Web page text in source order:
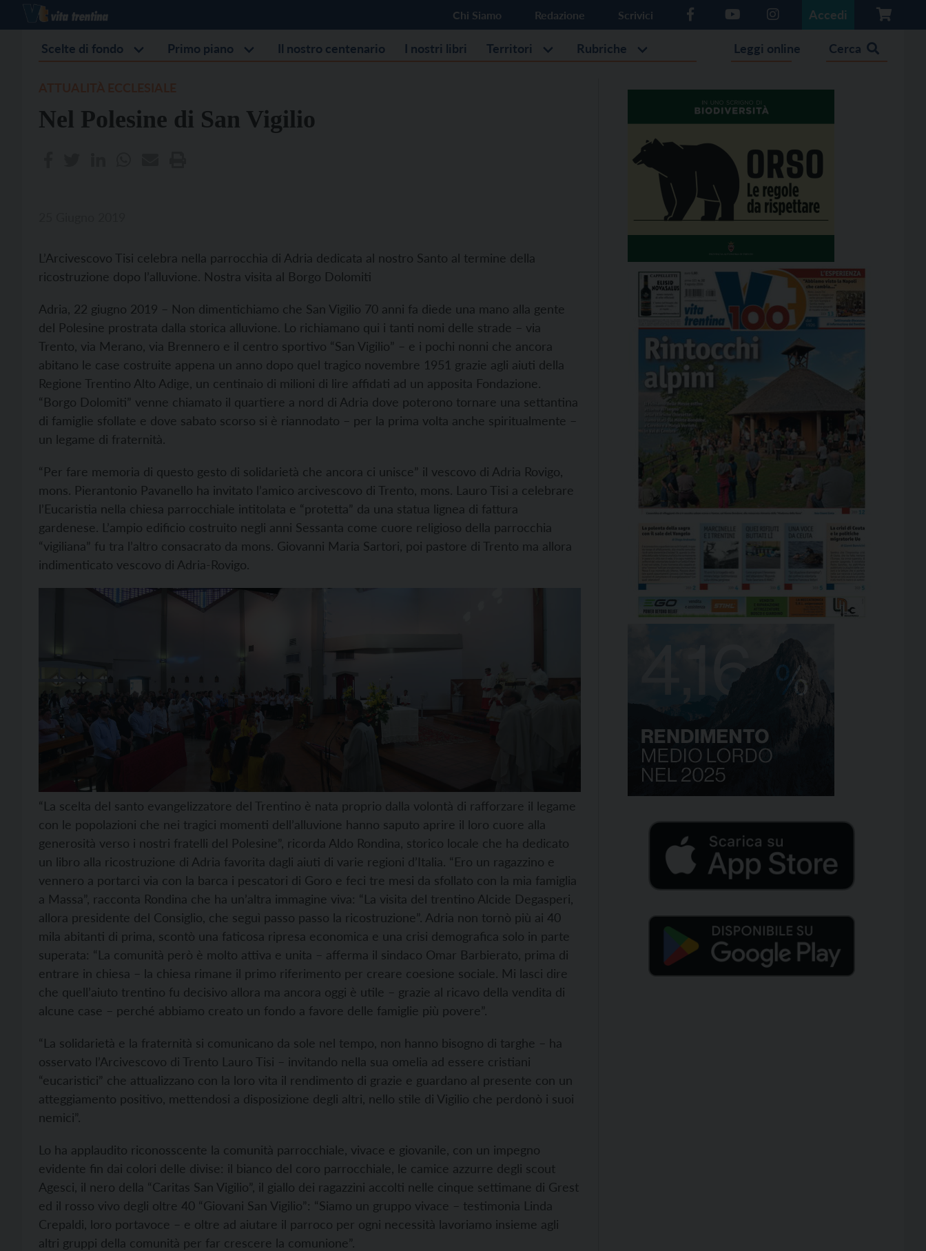
Chi Siamo Redazione Scrivici Accedi
Scelte di fondo Primo piano Il nostro centenario I nostri libri Territori Rubriche Leggi online Cerca
Nel Polesine di San Vigilio
L’Arcivescovo Tisi celebra nella parrocchia di Adria dedicata al nostro Santo al termine della
ricostruzione dopo l’alluvione. Nostra visita al Borgo Dolomiti
Adria, 22 giugno 2019 – Non dimentichiamo che San Vigilio 70 anni fa diede una mano alla gente
del Polesine prostrata dalla storica alluvione. Lo richiamano qui i tanti nomi delle strade – via
Trento, via Merano, via Brennero e il centro sportivo “San Vigilio” – e i pochi nonni che ancora
abitano le case costruite appena un anno dopo quel tragico novembre 1951 grazie agli aiuti della
Regione Trentino Alto Adige, un centinaio di milioni di lire affidati ad un apposita Fondazione.
“Borgo Dolomiti” venne chiamato il quartiere a nord di Adria dove poterono tornare una settantina
di famiglie sfollate e dove sabato scorso si è riannodato – per la prima volta anche spiritualmente –
un legame di fraternità.
“Per fare memoria di questo gesto di solidarietà che ancora ci unisce” il vescovo di Adria Rovigo,
mons. Pierantonio Pavanello ha invitato l’amico arcivescovo di Trento, mons. Lauro Tisi a celebrare
l’Eucaristia nella chiesa parrocchiale intitolata e “protetta” da una statua lignea di fattura
gardenese. L’ampio edificio costruito negli anni Sessanta come cuore religioso della parrocchia
“vigiliana” fu tra l’altro consacrato da mons. Giovanni Maria Sartori, poi pastore di Trento ma allora
indimenticato vescovo di Adria-Rovigo.
“La scelta del santo evangelizzatore del Trentino è nata proprio dalla volontà di rafforzare il legame
con le popolazioni che nei tragici momenti dell’alluvione hanno saputo aprire il loro cuore alla
generosità verso i nostri fratelli del Polesine”, ricorda Aldo Rondina, storico locale che ha dedicato
un libro alla ricostruzione di Adria favorita dagli aiuti di varie regioni d’Italia. “Ero un ragazzino e
vennero a portarci via con la barca i pescatori di Goro e feci tre mesi da sfollato con la mia famiglia
a Massa”, racconta Rondina che ha un’altra immagine viva: “La visita del trentino Alcide Degasperi,
allora presidente del Consiglio, che seguì passo passo la ricostruzione”. Adria non tornò più ai 40
mila abitanti di prima, scontò una faticosa ripresa economica e una crisi demografica solo in parte
superata: “La comunità però è molto attiva e unita – afferma il sindaco Omar Barbierato, prima di
entrare in chiesa – la chiesa rimane il primo riferimento per creare coesione sociale. Mi lasci dire
che quell’aiuto trentino fu decisivo allora ma ancora oggi è utile – grazie al ricavo della vendita di
alcune case – perché abbiamo creato un fondo a favore delle famiglie più povere”.
“La solidarietà e la fraternità si comunicano da sole nel tempo, non hanno bisogno di targhe – ha
osservato l’Arcivescovo di Trento Lauro Tisi – invitando nella sua omelia ad essere cristiani
“eucaristici” che attualizzano con la loro vita il rendimento di grazie e guardano al presente con un
atteggiamento positivo, mettendosi a disposizione degli altri, nello stile di Vigilio che perdonò i suoi
nemici”.
Lo ha applaudito riconosscente la comunità parrocchiale, vivace e giovanile, con un impegno
evidente fin dai colori delle divise: il bianco del coro parrocchiale, le camice azzurre degli scout
Agesci, il nero della “Caritas San Vigilio”, il giallo dei ragazzini accolti nelle cinque settimane di Grest
ed il rosso vivo degli oltre 40 “Giovani San Vigilio”: “Siamo un gruppo vivace – testimonia Linda
Crepaldi, loro portavoce – e oltre ad aiutare il parroco per ogni necessità lavoriamo insieme agli
altri gruppi della comunità per far crescere la comunione”.